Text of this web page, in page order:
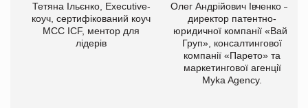
Тетяна Ільєнко, Executive-
коуч, сертифікований коуч
МСС ICF, ментор для
лідерів
Олег Андрійович Івченко —
директор патентно-
юридичної компанії «Вайз
Груп», консалтингової
компанії «Парето» та
маркетингової агенції
Myka Agency.